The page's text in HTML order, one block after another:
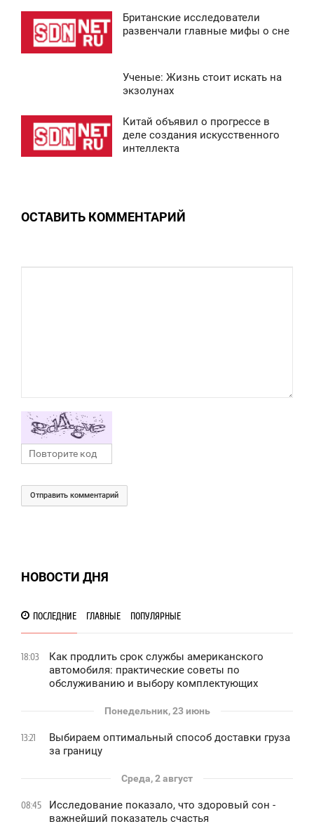
Британские исследователи
развенчали главные мифы о сне
Ученые: Жизнь стоит искать на
экзолунах
Китай объявил о прогрессе в
деле создания искусственного
интеллекта
ОСТАВИТЬ КОММЕНТАРИЙ
Отправить комментарий
НОВОСТИ ДНЯ
ПОСЛЕДНИЕ ГЛАВНЫЕ ПОПУЛЯРНЫЕ
18:03
Как продлить срок службы американского
автомобиля: практические советы по
обслуживанию и выбору комплектующих
Понедельник, 23 июнь
13:21
Выбираем оптимальный способ доставки груза
за границу
Среда, 2 август
08:45
Исследование показало, что здоровый сон -
важнейший показатель счастья